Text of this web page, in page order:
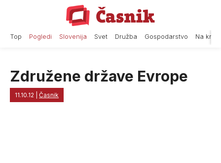
Top Pogledi Slovenija Svet Družba Gospodarstvo Na
Združene države Evrope
11.10.12 Časnik